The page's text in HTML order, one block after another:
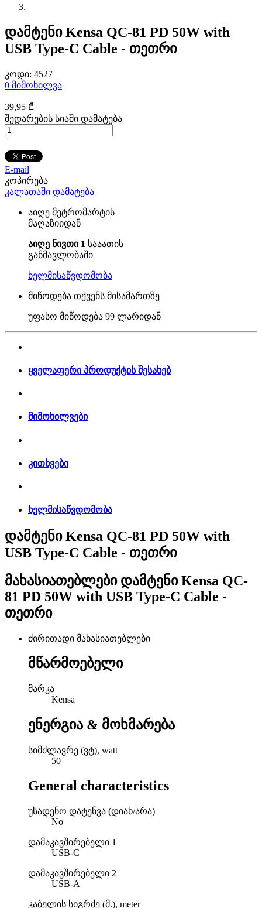
დამტენი Kensa QC-81 PD 50W with
USB Type-C Cable - თეთრი
კოდი: 4527
0 მიმოხილვა
39,95 ₾
შედარების სიაში დამატება
E-mail
კოპირება
კალათაში დამატება
აიღე მეტრომარტის
მაღაზიიდან
აიღე ნივთი 1 სააათის
განმავლობაში
ხელმისაწვდომობა
მიწოდება თქვენს მისამართზე
უფასო მიწოდება 99 ლარიდან
ყველაფერი პროდუქტის შესახებ
მიმოხილვები
კითხვები
ხელმისაწვდომობა
დამტენი Kensa QC-81 PD 50W with
USB Type-C Cable - თეთრი
მახასიათებლები დამტენი Kensa QC-
81 PD 50W with USB Type-C Cable -
თეთრი
ძირითადი მახასიათებლები
მწარმოებელი
მარკა
Kensa
ენერგია & მოხმარება
სიმძლავრე (ვტ), watt
50
General characteristics
უსადენო დატენვა (დიახ/არა)
No
დამაკავშირებელი 1
USB-C
დამაკავშირებელი 2
USB-A
კაბელის სიგრძე (მ.), meter